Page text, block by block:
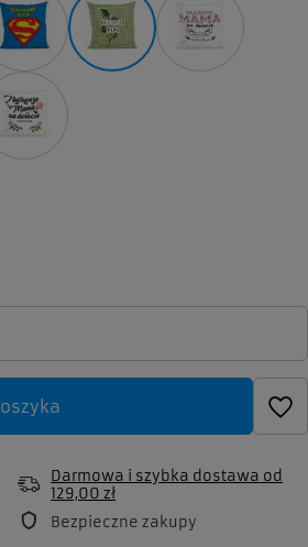
Darmowa i szybka dostawa od
129,00 zł
Bezpieczne zakupy